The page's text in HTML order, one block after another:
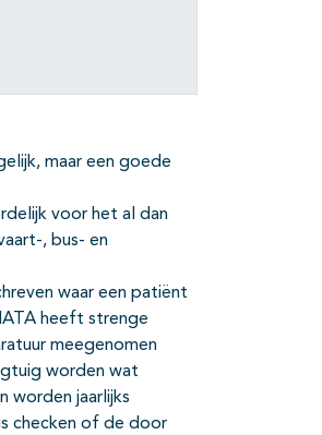
maar een goede
voor het al dan
, bus- en
waar een patiënt
heeft strenge
meegenomen
worden wat
worden jaarlijks
checken of de door